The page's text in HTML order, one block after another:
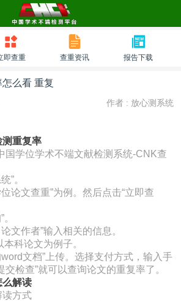
即查重 查重资讯 报告下载
么看 重复
作者 : 放心测系统
测重复率
国学位学术不端文献检测系统-CNK查
”。
论文查重”为例。然后点击“立即查
文作者”输入相关的信息。
本科论文为例子。
文档”上传。选择支付方式，输入手
交检查”就可以查询论文的重复率了。
么解读
读方式